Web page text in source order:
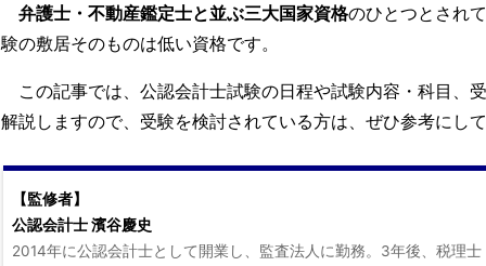
弁護士・不動産鑑定士と並ぶ三大国家資格のひとつとされて
験の敷居そのものは低い資格です。
この記事では、公認会計士試験の日程や試験内容・科目、
解説しますので、受験を検討されている方は、ぜひ参考にして
【監修者】
公認会計士 濱谷慶史
2014年に公認会計士として開業し、監査法人に勤務。3年後、税理士